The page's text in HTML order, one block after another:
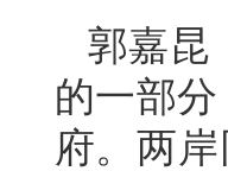
郭嘉昆
的一部
府。两